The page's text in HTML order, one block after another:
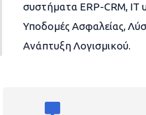
συστήματα ERP-CRM, IT
Υποδομές Ασφαλείας,
Ανάπτυξη Λογισμικού.